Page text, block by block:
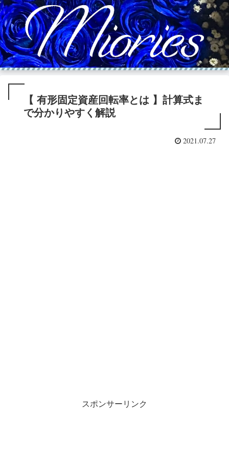
【 有形固定資産回転率とは 】計算式ま
で分かりやすく解説
2021.07.27
スポンサーリンク